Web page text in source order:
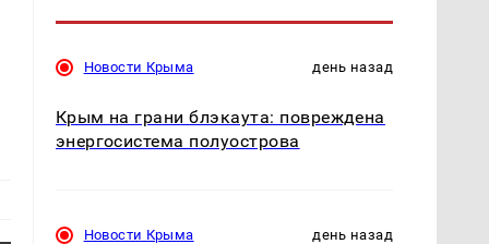
Новости Крыма день назад
Крым на грани блэкаута: повреждена
энергосистема полуострова
Новости Крыма день назад